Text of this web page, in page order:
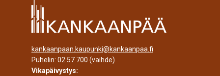
kankaanpaan.kaupunki@kankaanpaa.fi
Puhelin: 02 57 700 (vaihde)
Vikapäivystys: